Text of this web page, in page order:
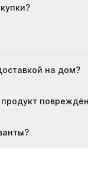
на дом?